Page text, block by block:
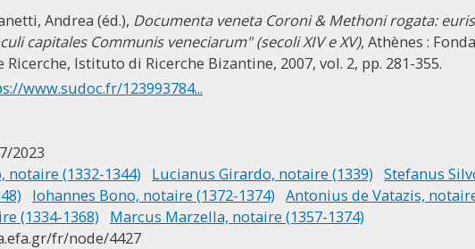
Andrea (éd.), Documenta veneta Coroni & Methoni rogata:
capitales Communis veneciarum" (secoli XIV e XV), Athènes :
Istituto di Ricerche Bizantine, 2007, vol. 2, pp. 281-355.
www.sudoc.fr/123993784...
2023
notaire (1332-1344) Lucianus Girardo, notaire (1339) Stefanus
Iohannes Bono, notaire (1372-1374) Antonius de Vatazis,
(1334-1368)
Marcus Marzella, notaire (1357-1374)
fr/node/4427